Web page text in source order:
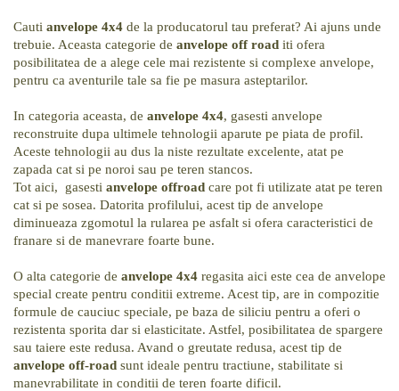
Cauti anvelope 4x4 de la producatorul tau preferat? Ai ajuns unde
trebuie. Aceasta categorie de anvelope off road iti ofera
posibilitatea de a alege cele mai rezistente si complexe anvelope,
pentru ca aventurile tale sa fie pe masura asteptarilor.
In categoria aceasta, de anvelope 4x4, gasesti anvelope
reconstruite dupa ultimele tehnologii aparute pe piata de profil.
Aceste tehnologii au dus la niste rezultate excelente, atat pe
zapada cat si pe noroi sau pe teren stancos.
Tot aici,  gasesti anvelope offroad care pot fi utilizate atat pe teren
cat si pe sosea. Datorita profilului, acest tip de anvelope
diminueaza zgomotul la rularea pe asfalt si ofera caracteristici de
franare si de manevrare foarte bune.
O alta categorie de anvelope 4x4 regasita aici este cea de anvelope
special create pentru conditii extreme. Acest tip, are in compozitie
formule de cauciuc speciale, pe baza de siliciu pentru a oferi o
rezistenta sporita dar si elasticitate. Astfel, posibilitatea de spargere
anvelope off-road sunt ideale pentru tractiune, stabilitate si
manevrabilitate in conditii de teren foarte dificil.